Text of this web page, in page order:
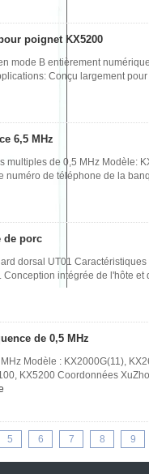
poignet KX5200
mode B entièrement
Conçu largement
6,5 MHz
de 0,5 MHz Modèle:
numéro de téléphone de la
de porc
dorsal UT01
intégrée de l'hôte et
de 0,5 MHz
Modèle : KX2000G(11),
KX5200 Coordonnées
5 6 7 8 9